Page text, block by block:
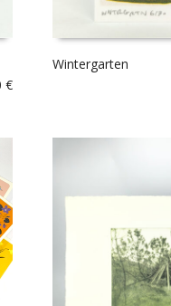
€
Wintergarten